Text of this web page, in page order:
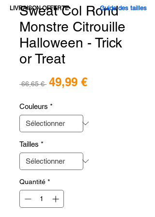
Sweat Col Rond
Monstre Citrouille
Halloween - Trick
or Treat
66,65 € Prix
49,99 €Prix
Couleurs *
Tailles *
Quantité *
LIVRAISON OFFERTE Guide des tailles